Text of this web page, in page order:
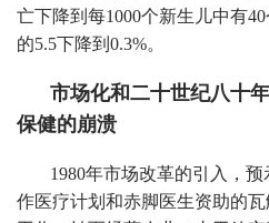
亡下降到每1000个新生儿中有
的5.5下降到0.3%。
市场化和二十世纪八十
保健的崩溃
1980年市场改革的引入，
作医疗计划和赤脚医生资助的